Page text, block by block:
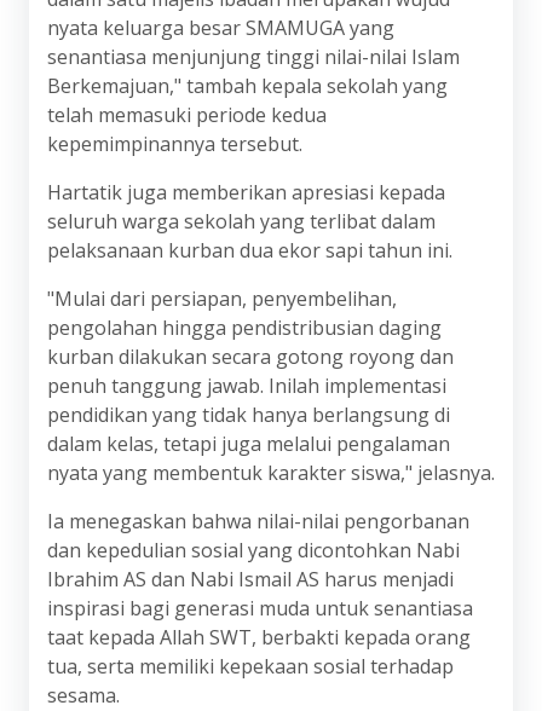
nyata keluarga besar SMAMUGA yang
senantiasa menjunjung tinggi nilai-nilai Islam
Berkemajuan," tambah kepala sekolah yang
telah memasuki periode kedua
kepemimpinannya tersebut.
Hartatik juga memberikan apresiasi kepada
seluruh warga sekolah yang terlibat dalam
pelaksanaan kurban dua ekor sapi tahun ini.
"Mulai dari persiapan, penyembelihan,
pengolahan hingga pendistribusian daging
kurban dilakukan secara gotong royong dan
penuh tanggung jawab. Inilah implementasi
pendidikan yang tidak hanya berlangsung di
dalam kelas, tetapi juga melalui pengalaman
nyata yang membentuk karakter siswa," jelasnya.
Ia menegaskan bahwa nilai-nilai pengorbanan
dan kepedulian sosial yang dicontohkan Nabi
Ibrahim AS dan Nabi Ismail AS harus menjadi
inspirasi bagi generasi muda untuk senantiasa
taat kepada Allah SWT, berbakti kepada orang
tua, serta memiliki kepekaan sosial terhadap
sesama.